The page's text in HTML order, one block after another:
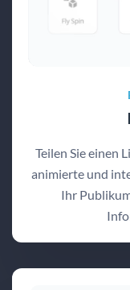
Teilen Sie einen
animierte und
Ihr